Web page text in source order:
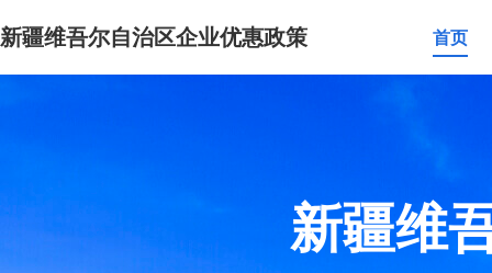
新疆维吾尔自治区企业优惠政策 首页
新疆维